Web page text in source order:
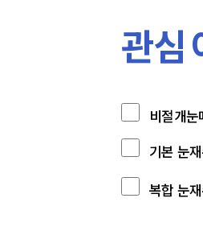
관심
비절개
기본 눈
복합 눈